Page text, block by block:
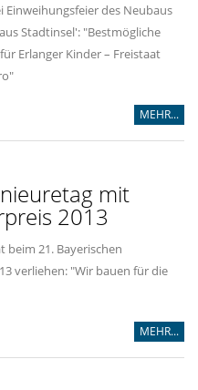
des Neubaus
Stadtinsel': "Bestmögliche
Erlanger Kinder – Freistaat
MEHR...
mit
2013
21. Bayerischen
verliehen: "Wir bauen für die
MEHR...